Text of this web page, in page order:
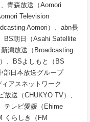
青森放送（Aomori
Television
Aomori）、abn長
BS朝日（Asahi Satellite
潟放送（Broadcasting
、BSよしもと（BS
部日本放送グループ
アスネットワーク
放送（CHUKYO TV）、
テレビ愛媛（Ehime
くらしき（FM